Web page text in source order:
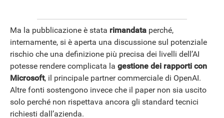
Ma la pubblicazione è stata rimandata perché,
internamente, si è aperta una discussione sul potenziale
rischio che una definizione più precisa dei livelli dell’AI
potesse rendere complicata la gestione dei rapporti con
Microsoft, il principale partner commerciale di OpenAI.
Altre fonti sostengono invece che il paper non sia uscito
solo perché non rispettava ancora gli standard tecnici
richiesti dall’azienda.